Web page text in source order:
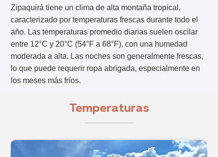
Zipaquirá tiene un clima de alta montaña tropical,
caracterizado por temperaturas frescas durante todo el
año. Las temperaturas promedio diarias suelen oscilar
entre 12°C y 20°C (54°F a 68°F), con una humedad
moderada a alta. Las noches son generalmente frescas,
lo que puede requerir ropa abrigada, especialmente en
los meses más fríos.
Temperaturas